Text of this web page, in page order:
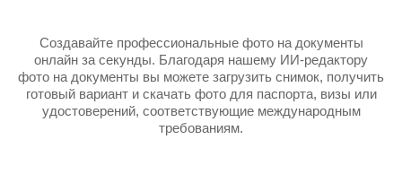
Создавайте профессиональные фото на документы
онлайн за секунды. Благодаря нашему ИИ-редактору
фото на документы вы можете загрузить снимок, получить
готовый вариант и скачать фото для паспорта, визы или
удостоверений, соответствующие международным
требованиям.